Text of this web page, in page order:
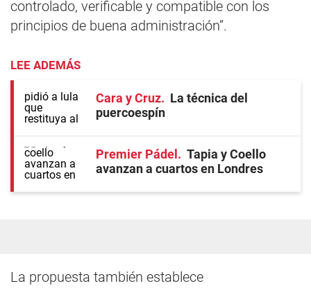
controlado, verificable y compatible con los
principios de buena administración”.
LEE ADEMÁS
Cara y Cruz
La técnica del
puercoespín
Premier Pádel
Tapia y Coello
avanzan a cuartos en Londres
La propuesta también establece